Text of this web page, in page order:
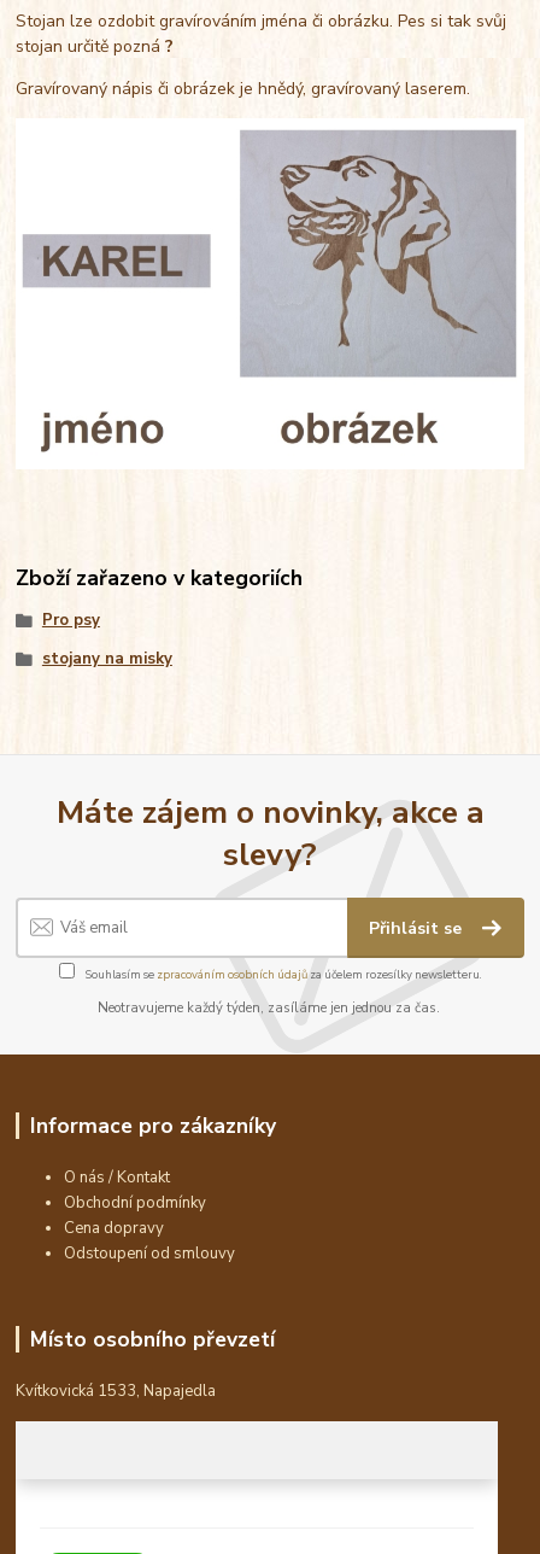
Stojan lze ozdobit gravírováním jména či obrázku. Pes si tak svůj
stojan určitě pozná?
Gravírovaný nápis či obrázek je hnědý, gravírovaný laserem.
Zboží zařazeno v kategoriích
Pro psy
stojany na misky
Máte zájem o novinky, akce a
slevy?
Přihlásit se
Souhlasím se zpracováním osobních údajůza účelem rozesílky newsletteru.
Neotravujeme každý týden, zasíláme jen jednou za čas.
Informace pro zákazníky
O nás / Kontakt
Obchodní podmínky
Cena dopravy
Odstoupení od smlouvy
Místo osobního převzetí
Kvítkovická 1533, Napajedla